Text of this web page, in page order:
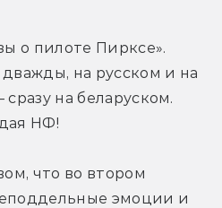
о пилоте Пирксе».
на русском и на
на беларуском.
НФ!
что во втором
эмоции и